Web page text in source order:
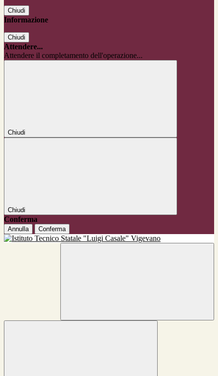
Chiudi
Informazione
Chiudi
Attendere...
Attendere il completamento dell'operazione...
Chiudi
Chiudi
Conferma
Annulla Conferma